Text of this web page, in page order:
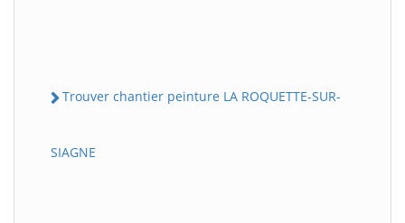
Trouver chantier peinture LA ROQUETTE-SUR-
SIAGNE